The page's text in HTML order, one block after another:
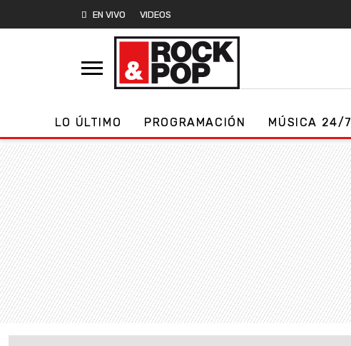
EN VIVO VIDEOS
LO ÚLTIMO PROGRAMACIÓN MÚSICA 24/7